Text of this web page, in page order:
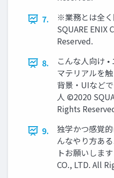
7.
※業務とは全
SQUARE ENIX
Reserved.
8.
こんな人向け
マテリアルを
背景・UIなど
人 ©2020
Rights
9.
独学かつ感覚
んなやり方あ
トお願いしま
CO., LTD. All